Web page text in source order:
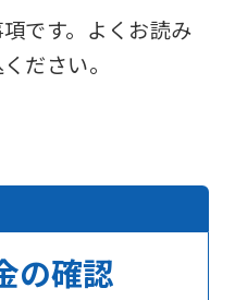
です。よくお読み
ださい。
の確認